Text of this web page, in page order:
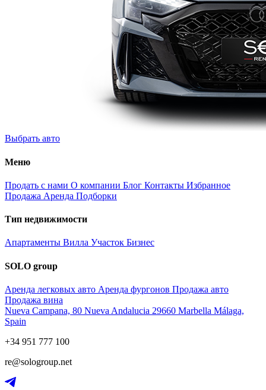
Выбрать авто
Меню
Продать с нами О компании Блог Контакты Избранное
Продажа Аренда Подборки
Тип недвижимости
Апартаменты Вилла Участок Бизнес
SOLO group
Аренда легковых авто Аренда фургонов Продажа авто
Продажа вина
Nueva Campana, 80 Nueva Andalucia 29660 Marbella Málaga,
Spain
+34 951 777 100
re@sologroup.net